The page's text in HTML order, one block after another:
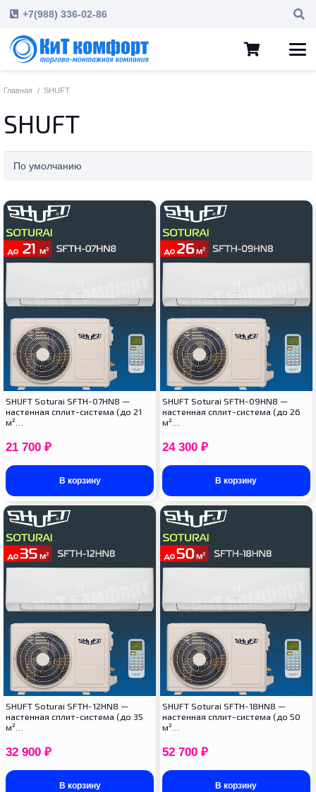
+7(988) 336-02-86
Главная / SHUFT
SHUFT
SHUFT Soturai SFTH-07HN8 —
настенная сплит-система (до 21
м²…
21 700 ₽
В корзину
SHUFT Soturai SFTH-09HN8 —
настенная сплит-система (до 26
м²…
24 300 ₽
В корзину
SHUFT Soturai SFTH-12HN8 —
настенная сплит-система (до 35
м²…
32 900 ₽
В корзину
SHUFT Soturai SFTH-18HN8 —
настенная сплит-система (до 50
м²…
52 700 ₽
В корзину